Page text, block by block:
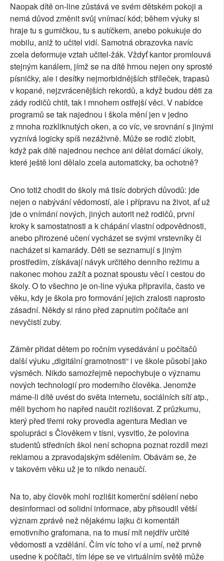
Naopak dítě on-line zůstává ve svém dětském pokoji a
nemá důvod změnit svůj vnímací kód; během výuky si
hraje tu s gumičkou, tu s autíčkem, anebo pokukuje do
mobilu, aniž to učitel vidí. Samotná obrazovka navíc
zcela deformuje vztah učitel-žák. Vždyť kantor promlouvá
stejným kanálem, jímž se na dítě hrnou nejen ony sprosté
písničky, ale i desítky nejmorbidnějších stříleček, trapasů
v kopané, nejzvrácenějších rekordů, a když budou děti za
zády rodičů chtít, tak i mnohem ostřejší věci. V nabídce
programů se tak najednou i škola mění jen v jedno
z mnoha rozkliknutých oken, a co víc, ve srovnání s jinými
vyznívá logicky spíš nezáživně. Může se rodič zlobit,
když pak dítě najednou nechce ani dělat domácí úkoly,
které ještě loni dělalo zcela automaticky, ba ochotně?
Ono totiž chodit do školy má tisíc dobrých důvodů: jde
nejen o nabývání vědomostí, ale i přípravu na život, ať už
jde o vnímání nových, jiných autorit než rodičů, první
kroky k samostatnosti a k chápání vlastní odpovědnosti,
anebo přirozené učení vycházet se svými vrstevníky či
nacházet si kamarády. Děti se seznamují s jiným
prostředím, získávají návyk určitého denního režimu a
nakonec mohou zažít a poznat spoustu věcí i cestou do
školy. O to všechno je on-line výuka připravila, často ve
věku, kdy je škola pro formování jejich zralosti naprosto
zásadní. Někdy si ráno před zapnutím počítače ani
nevyčistí zuby.
Záměr přidat dětem po ročním vysedávání u počítačů
další výuku „digitální gramotnosti“ i ve škole působí jako
výsměch. Nikdo samozřejmě nepochybuje o významu
nových technologií pro moderního člověka. Jenomže
máme-li dítě uvést do světa internetu, sociálních sítí atp.,
měli bychom ho napřed naučit rozlišovat. Z průzkumu,
který před třemi roky provedla agentura Median ve
spolupráci s Člověkem v tísni, vysvitlo, že polovina
studentů středních škol není schopna poznat rozdíl mezi
reklamou a zpravodajským sdělením. Obávám se, že
v takovém věku už je to nikdo nenaučí.
Na to, aby člověk mohl rozlišit komerční sdělení nebo
desinformaci od solidní informace, aby přisoudil větší
význam zprávě než nějakému lajku či komentáři
emotivního grafomana, na to musí mít nejdřív určité
vědomosti a vzdělání. Čím víc toho ví a umí, než prvně
usedne k počítači, tím lépe se ve virtuálním světě může